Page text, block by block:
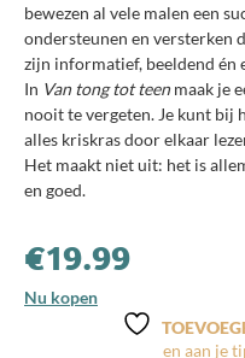
bewezen al vele malen een
ondersteunen en versterken
zijn informatief, beeldend én
In Van tong tot teenmaak je
nooit te vergeten. Je kunt bij
alles kriskras door elkaar
Het maakt niet uit: het is
en goed.
€19.99
Nu kopen